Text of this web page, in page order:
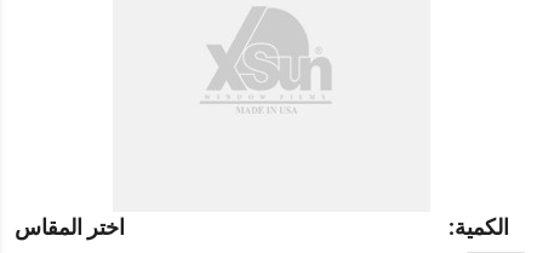
اختر المقاس الكمية: